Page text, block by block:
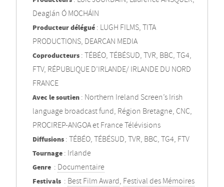
Deaglán Ó MOCHÁIN
Producteur délégué : LUGH FILMS, TITA
PRODUCTIONS, DEARCAN MEDIA
Coproducteurs : TÉBÉO, TÉBÉSUD, TVR, BBC, TG4,
FTV, RÉPUBLIQUE D’IRLANDE/ IRLANDE DU NORD
FRANCE
Avec le soutien : Northern Ireland Screen’s Irish
language broadcast fund, Région Bretagne, CNC,
PROCIREP-ANGOA et France Télévisions
Diffusions : TÉBÉO, TÉBÉSUD, TVR, BBC, TG4, FTV
Tournage : Irlande
Genre : Documentaire
Festivals : Best Film Award, Festival des Mémoires